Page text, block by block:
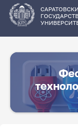
основному
содержанию